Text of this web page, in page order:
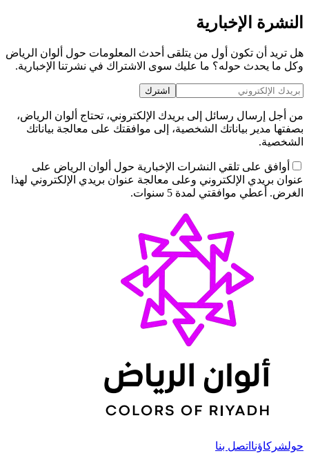
النشرة الإخبارية
هل تريد أن تكون أول من يتلقى أحدث المعلومات حول ألوان الرياض
وكل ما يحدث حوله؟ ما عليك سوى الاشتراك في نشرتنا الإخبارية.
اشترك
من أجل إرسال رسائل إلى بريدك الإلكتروني، تحتاج ألوان الرياض،
بصفتها مدير بياناتك الشخصية، إلى موافقتك على معالجة بياناتك
الشخصية.
أوافق على تلقي النشرات الإخبارية حول ألوان الرياض على
عنوان بريدي الإلكتروني وعلى معالجة عنوان بريدي الإلكتروني لهذا
الغرض. أعطي موافقتي لمدة 5 سنوات.
حولشركاؤنا اتصل بنا